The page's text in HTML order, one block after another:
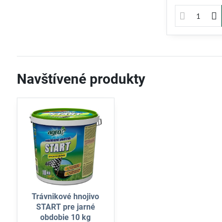
Navštívené produkty
Trávnikové hnojivo
START pre jarné
obdobie 10 kg